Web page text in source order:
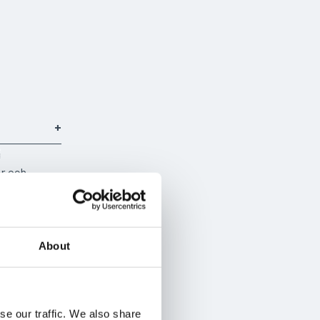
About
our traffic. We also share
och
semi-
för att